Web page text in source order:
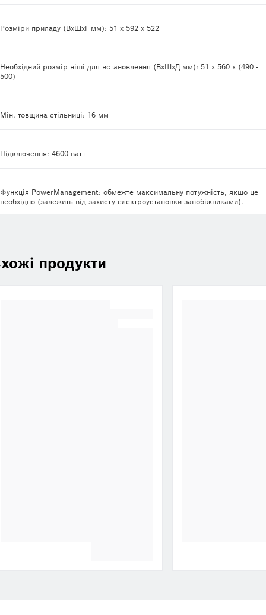
Розміри приладу (ВхШхГ мм): 51 x 592 x 522
Необхідний розмір ніші для встановлення (ВхШхД мм): 51 x 560 x (490 -
500)
Мін. товщина стільниці: 16 мм
Підключення: 4600 ватт
Функція PowerManagement: обмежте максимальну потужність, якщо це
необхідно (залежить від захисту електроустановки запобіжниками).
продукти